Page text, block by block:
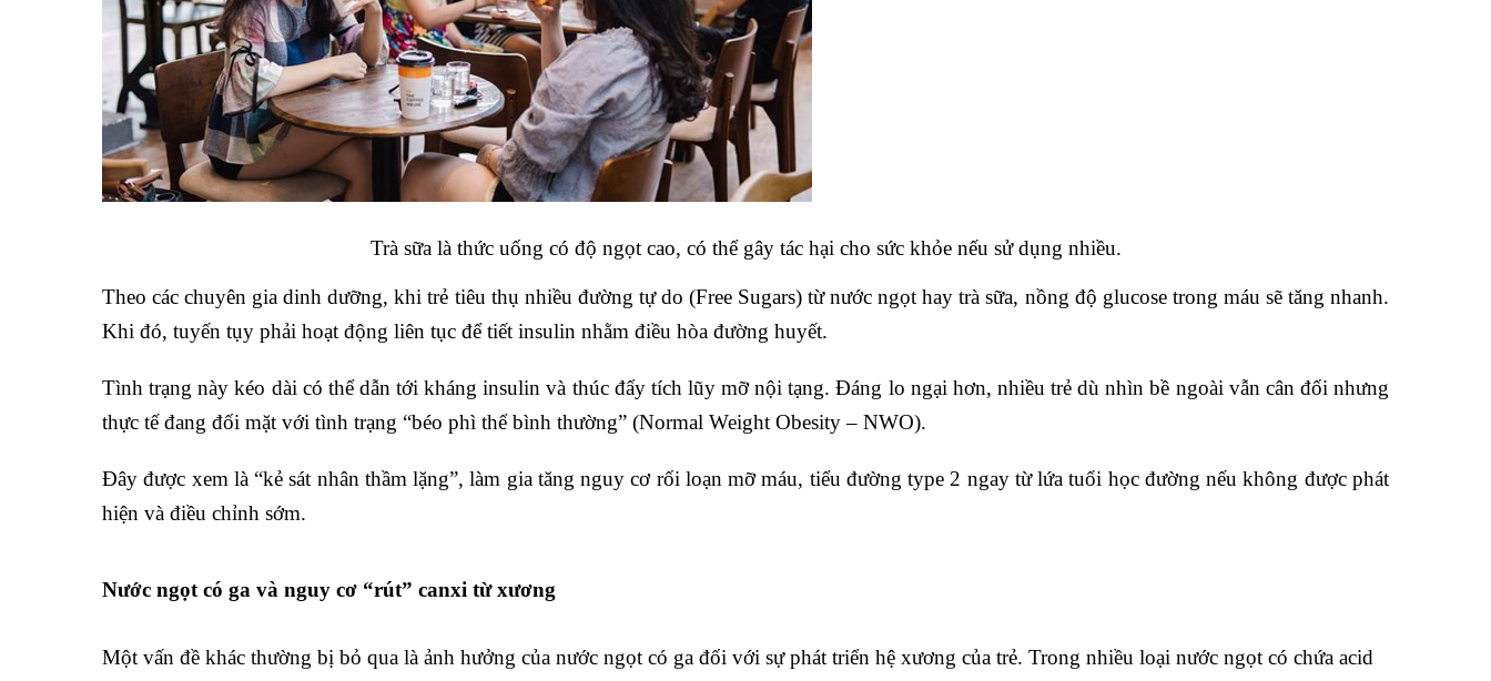
Trà sữa là thức uống có độ ngọt cao, có thể gây tác hại cho sức khỏe nếu sử dụng nhiều.
Theo các chuyên gia dinh dưỡng, khi trẻ tiêu thụ nhiều đường tự do (Free Sugars) từ nước ngọt hay trà sữa, nồng độ glucose trong máu sẽ tăng nhanh.
Khi đó, tuyến tụy phải hoạt động liên tục để tiết insulin nhằm điều hòa đường huyết.
Tình trạng này kéo dài có thể dẫn tới kháng insulin và thúc đẩy tích lũy mỡ nội tạng. Đáng lo ngại hơn, nhiều trẻ dù nhìn bề ngoài vẫn cân đối nhưng
thực tế đang đối mặt với tình trạng “béo phì thể bình thường” (Normal Weight Obesity – NWO).
Đây được xem là “kẻ sát nhân thầm lặng”, làm gia tăng nguy cơ rối loạn mỡ máu, tiểu đường type 2 ngay từ lứa tuổi học đường nếu không được phát
hiện và điều chỉnh sớm.
Nước ngọt có ga và nguy cơ “rút” canxi từ xương
Một vấn đề khác thường bị bỏ qua là ảnh hưởng của nước ngọt có ga đối với sự phát triển hệ xương của trẻ. Trong nhiều loại nước ngọt có chứa acid